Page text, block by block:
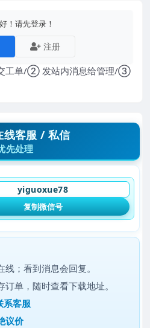
！请先登录！
注册
工单/② 发站内消息给管理/③
线客服 / 私信
先处理
yiguoxue78
复制微信号
；看到消息会回复。
订单，随时查看下载地址。
系客服
议价